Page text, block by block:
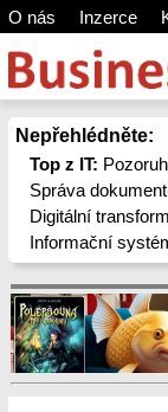
O nás Inzerce
Nepřehlédněte:
Top z IT:
Správa
Digitální
Informační